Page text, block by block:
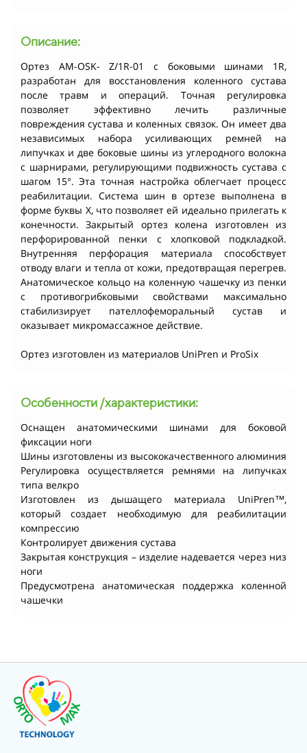
Описание:
Ортез AM-OSK- Z/1R-01 с боковыми шинами 1R,
разработан для восстановления коленного сустава
после травм и операций. Точная регулировка
позволяет эффективно лечить различные
повреждения сустава и коленных связок. Он имеет два
независимых набора усиливающих ремней на
липучках и две боковые шины из углеродного волокна
с шарнирами, регулирующими подвижность сустава с
шагом 15°. Эта точная настройка облегчает процесс
реабилитации. Система шин в ортезе выполнена в
форме буквы X, что позволяет ей идеально прилегать к
конечности. Закрытый ортез колена изготовлен из
перфорированной пенки c хлопковой подкладкой.
Внутренняя перфорация материала способствует
отводу влаги и тепла от кожи, предотвращая перегрев.
Анатомическое кольцо на коленную чашечку из пенки
с противогрибковыми свойствами максимально
стабилизирует пателлофеморальный сустав и
оказывает микромассажное действие.
Ортез изготовлен из материалов UniPren и ProSix
Особенности /характеристики:
Оснащен анатомическими шинами для боковой
фиксации ноги
Шины изготовлены из высококачественного алюминия
Регулировка осуществляется ремнями на липучках
типа велкро
Изготовлен из дышащего материала UniPren™,
который создает необходимую для реабилитации
компрессию
Контролирует движения сустава
Закрытая конструкция – изделие надевается через низ
ноги
Предусмотрена анатомическая поддержка коленной
чашечки